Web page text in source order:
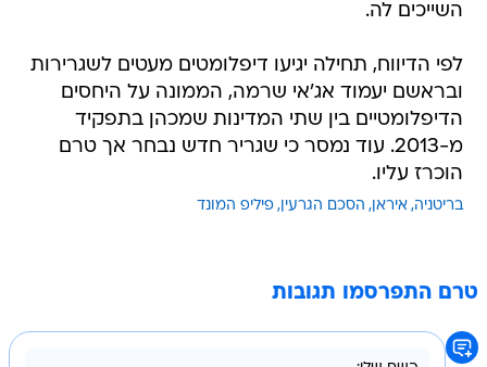
השייכים לה.
לפי הדיווח, תחילה יגיעו דיפלומטים מעטים לשגרירות
ובראשם יעמוד אג'אי שרמה, הממונה על היחסים
הדיפלומטיים בין שתי המדינות שמכהן בתפקיד
מ-2013. עוד נמסר כי שגריר חדש נבחר אך טרם
הוכרז עליו.
בריטניה איראן הסכם הגרעין פיליפ המונד
טרם התפרסמו תגובות